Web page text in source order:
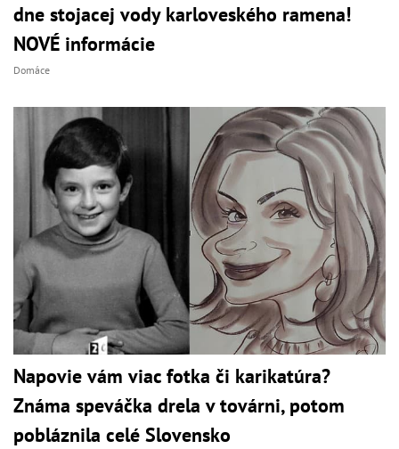
dne stojacej vody karloveského ramena!
NOVÉ informácie
Domáce
Napovie vám viac fotka či karikatúra?
Známa speváčka drela v továrni, potom
pobláznila celé Slovensko